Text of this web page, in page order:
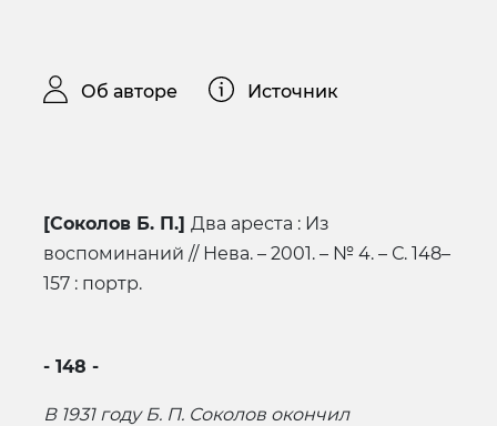
Об авторе Источник
[Соколов Б. П.] Два ареста : Из
воспоминаний // Нева. – 2001. – № 4. – С. 148–
157 : портр.
- 148 -
В 1931 году Б. П. Соколов окончил